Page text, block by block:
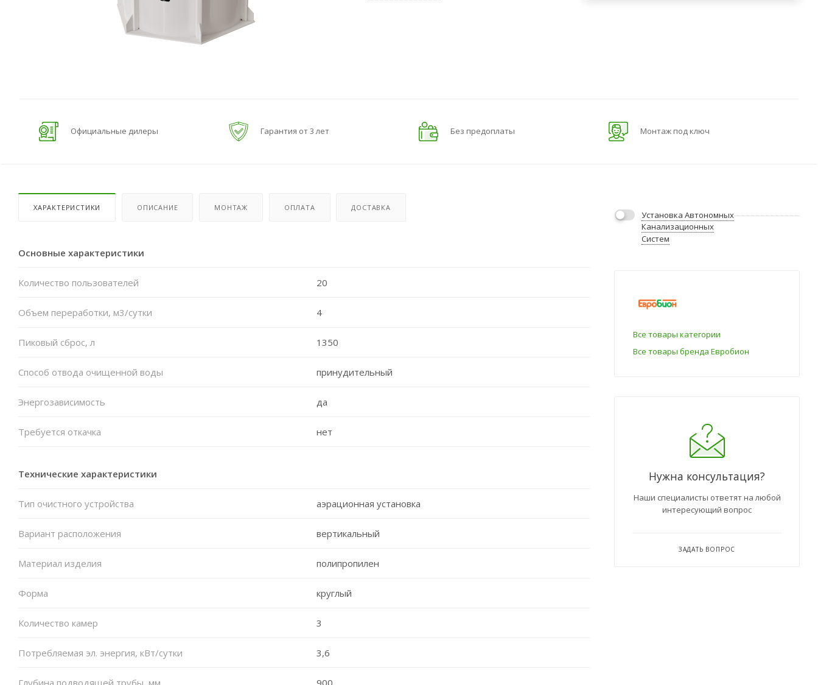
Официальные дилеры Гарантия от 3 лет Без предоплаты Монтаж под ключ
ХАРАКТЕРИСТИКИ ОПИСАНИЕ МОНТАЖ ОПЛАТА ДОСТАВКА
Основные характеристики
Количество пользователей 20
Объем переработки, м3/сутки 4
Пиковый сброс, л 1350
Способ отвода очищенной воды принудительный
Энергозависимость да
Требуется откачка нет
Технические характеристики
Тип очистного устройства аэрационная установка
Вариант расположения вертикальный
Материал изделия полипропилен
Форма круглый
Количество камер 3
Потребляемая эл. энергия, кВт/сутки 3,6
Глубина подводящей трубы, мм 900
Установка Автономных
Канализационных
Систем
Все товары категории
Все товары бренда Евробион
Нужна консультация?
Наши специалисты ответят на любой
интересующий вопрос
ЗАДАТЬ ВОПРОС